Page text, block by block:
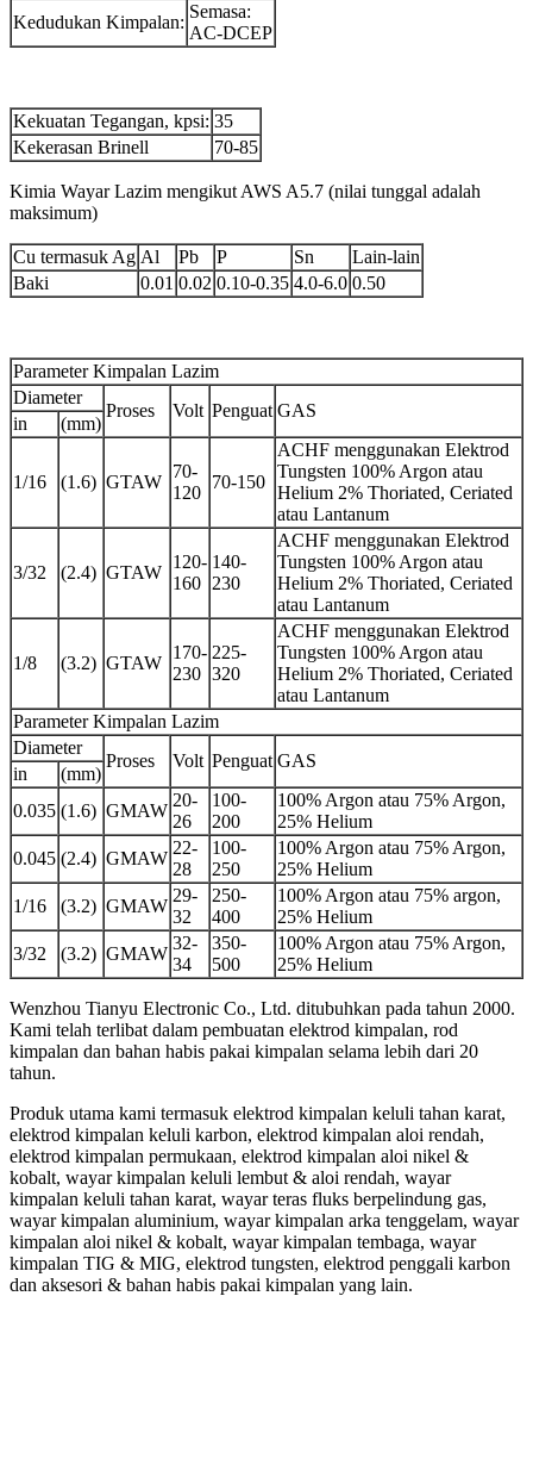
Kedudukan Kimpalan:
Semasa:
AC-DCEP
Kekuatan Tegangan, kpsi: 35
Kekerasan Brinell
70-85
Kimia Wayar Lazim mengikut AWS A5.7 (nilai tunggal adalah
maksimum)
Cu termasuk Ag Al Pb P Sn
Lain-lain
Baki
0.01 0.02 0.10-0.35 4.0-6.0 0.50
Parameter Kimpalan Lazim
Diameter
Proses Volt Penguat GAS
in (mm)
1/16 (1.6) GTAW
70-
120
70-150
ACHF menggunakan Elektrod
Tungsten 100% Argon atau
Helium 2% Thoriated, Ceriated
atau Lantanum
3/32 (2.4) GTAW
120-
160
140-
230
ACHF menggunakan Elektrod
Tungsten 100% Argon atau
Helium 2% Thoriated, Ceriated
atau Lantanum
1/8 (3.2) GTAW
170-
230
225-
320
ACHF menggunakan Elektrod
Tungsten 100% Argon atau
Helium 2% Thoriated, Ceriated
atau Lantanum
Parameter Kimpalan Lazim
Diameter
Proses Volt Penguat GAS
in
(mm)
0.035 (1.6) GMAW
20-
26
100-
200
100% Argon atau 75% Argon,
25% Helium
0.045 (2.4) GMAW
22-
28
100-
250
100% Argon atau 75% Argon,
25% Helium
1/16
(3.2) GMAW
29-
32
250-
400
100% Argon atau 75% argon,
25% Helium
3/32
(3.2) GMAW
32-
34
350-
500
100% Argon atau 75% Argon,
25% Helium
Wenzhou Tianyu Electronic Co., Ltd. ditubuhkan pada tahun 2000.
Kami telah terlibat dalam pembuatan elektrod kimpalan, rod
kimpalan dan bahan habis pakai kimpalan selama lebih dari 20
tahun.
Produk utama kami termasuk elektrod kimpalan keluli tahan karat,
elektrod kimpalan keluli karbon, elektrod kimpalan aloi rendah,
elektrod kimpalan permukaan, elektrod kimpalan aloi nikel &
kobalt, wayar kimpalan keluli lembut & aloi rendah, wayar
kimpalan keluli tahan karat, wayar teras fluks berpelindung gas,
wayar kimpalan aluminium, wayar kimpalan arka tenggelam, wayar
kimpalan aloi nikel & kobalt, wayar kimpalan tembaga, wayar
kimpalan TIG & MIG, elektrod tungsten, elektrod penggali karbon
dan aksesori & bahan habis pakai kimpalan yang lain.